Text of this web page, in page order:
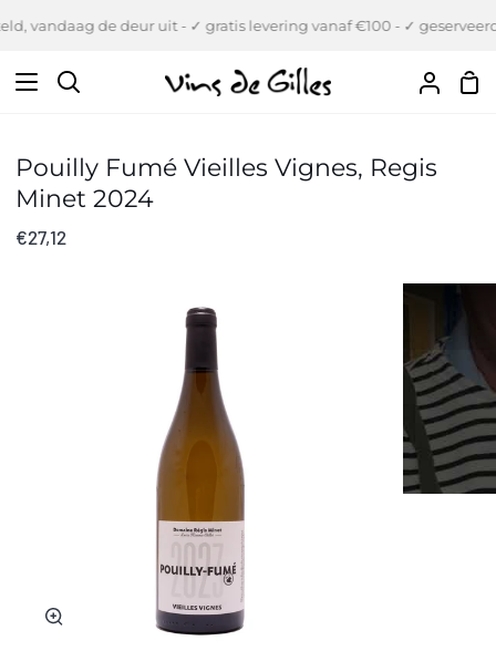
naar
inhoud
vandaag de deur uit - ✓ gratis levering vanaf €100 - ✓ geserveerd
Zoeken
Uw
Pouilly Fumé Vieilles Vignes, Regis
Minet 2024
€27,12